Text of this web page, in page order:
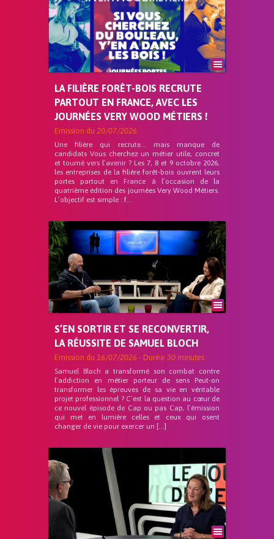
LA FILIÈRE FORÊT-BOIS RECRUTE
PARTOUT EN FRANCE, AVEC LES
JOURNÉES VERY WOOD MÉTIERS !
Emission du 20/07/2026
Une filière qui recrute… mais manque de
candidats Vous cherchez un métier utile, concret
et tourné vers l’avenir ? Les 7, 8 et 9 octobre 2026,
les entreprises de la filière forêt-bois ouvrent leurs
portes partout en France à l’occasion de la
quatrième édition des journées Very Wood Métiers.
L’objectif est simple : f...
S’EN SORTIR ET SE RECONVERTIR,
LA RÉUSSITE DE SAMUEL BLOCH
Emission du 16/07/2026 - Durée 30 minutes
Samuel Bloch a transformé son combat contre
l’addiction en métier porteur de sens Peut-on
transformer les épreuves de sa vie en véritable
projet professionnel ? C’est la question au cœur de
ce nouvel épisode de Cap ou pas Cap, l’émission
qui met en lumière celles et ceux qui osent
changer de vie pour exercer un […]